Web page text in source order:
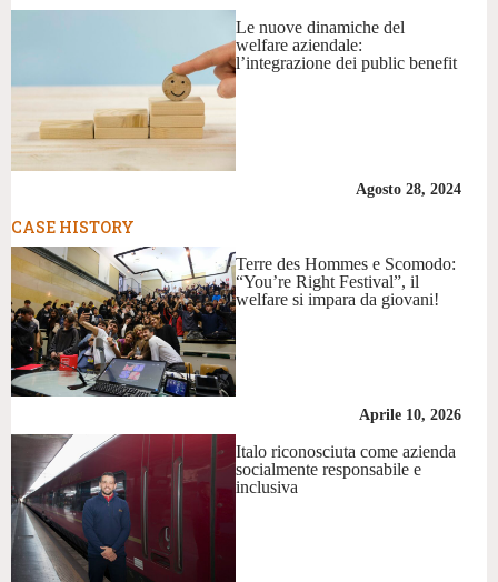
Le nuove dinamiche del
welfare aziendale:
l’integrazione dei public benefit
Agosto 28, 2024
CASE HISTORY
Terre des Hommes e Scomodo:
“You’re Right Festival”, il
welfare si impara da giovani!
Aprile 10, 2026
Italo riconosciuta come azienda
socialmente responsabile e
inclusiva